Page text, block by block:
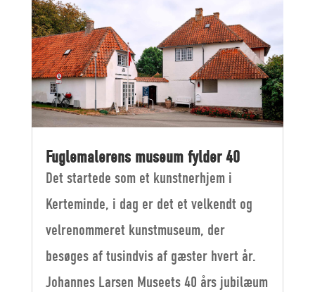
Fuglemalerens museum fylder 40
Det startede som et kunstnerhjem i
Kerteminde, i dag er det et velkendt og
velrenommeret kunstmuseum, der
besøges af tusindvis af gæster hvert år.
Johannes Larsen Museets 40 års jubilæum